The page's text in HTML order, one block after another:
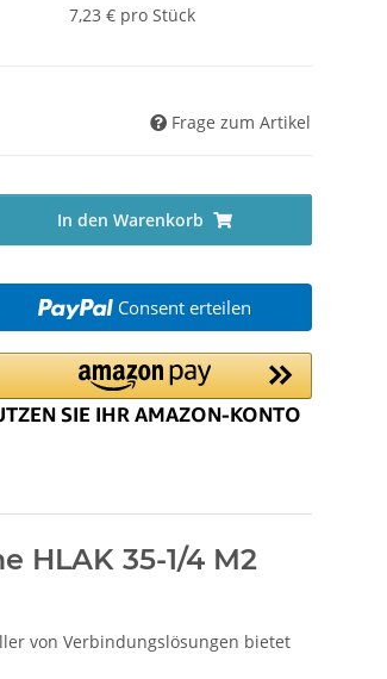
7,23 € pro Stück
Frage zum Artikel
In den Warenkorb
Consent erteilen
HLAK 35-1/4 M2
von Verbindungslösungen bietet